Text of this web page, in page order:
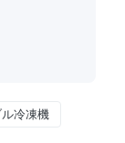
冷凍機